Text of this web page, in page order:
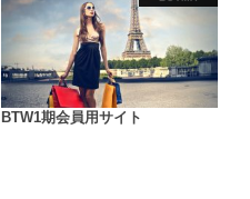
BTW1期会員用サイト